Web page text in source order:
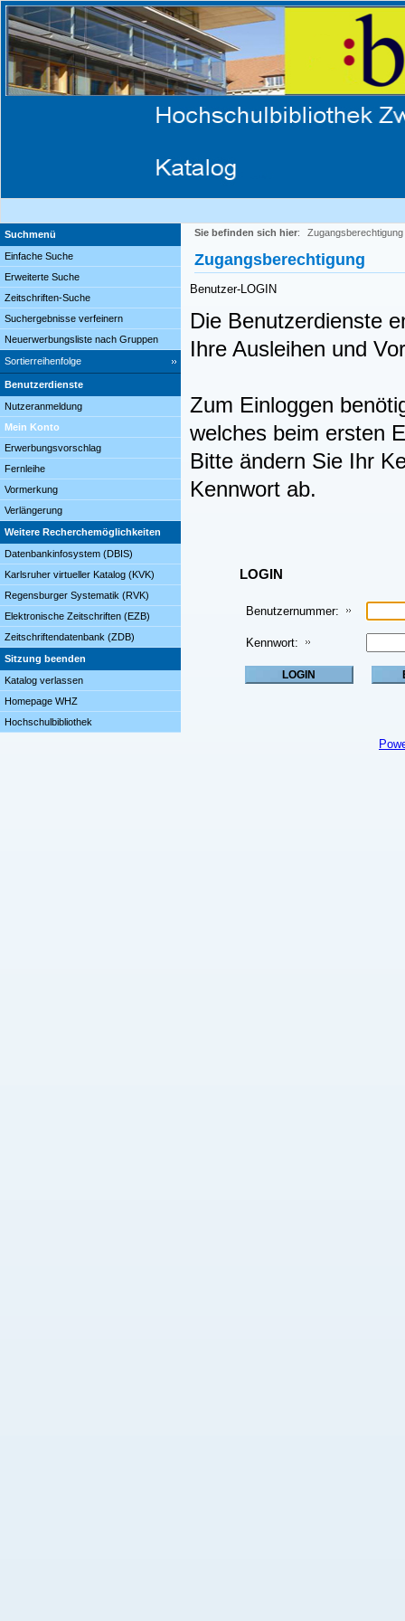
Suchmenü
Einfache Suche
Erweiterte Suche
Zeitschriften-Suche
Suchergebnisse verfeinern
Neuerwerbungsliste nach Gruppen
Sortierreihenfolge
Benutzerdienste
Nutzeranmeldung
Mein Konto
Erwerbungsvorschlag
Fernleihe
Vormerkung
Verlängerung
Weitere Recherchemöglichkeiten
Datenbankinfosystem (DBIS)
Karlsruher virtueller Katalog (KVK)
Regensburger Systematik (RVK)
Elektronische Zeitschriften (EZB)
Zeitschriftendatenbank (ZDB)
Sitzung beenden
Katalog verlassen
Homepage WHZ
Hochschulbibliothek
Sie befinden sich hier: Zugangsberechtigung
Zugangsberechtigung
Benutzer-LOGIN
Die Benutzerdienste
Ihre Ausleihen und
Zum Einloggen
welches beim ersten
Bitte ändern Sie Ihr
Kennwort ab.
LOGIN
Benutzernummer:
Kennwort: